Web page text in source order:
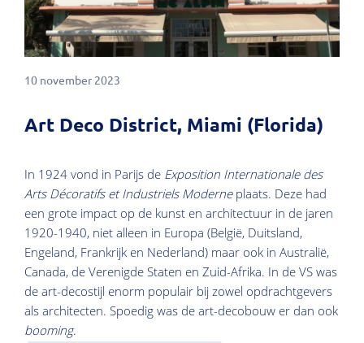
10 november 2023
Art Deco District, Miami (Florida)
In 1924 vond in Parijs de Exposition Internationale des
Arts Décoratifs et Industriels Moderne plaats. Deze had
een grote impact op de kunst en architectuur in de jaren
1920-1940, niet alleen in Europa (België, Duitsland,
Engeland, Frankrijk en Nederland) maar ook in Australië,
Canada, de Verenigde Staten en Zuid-Afrika. In de VS was
de art-decostijl enorm populair bij zowel opdrachtgevers
als architecten. Spoedig was de art-decobouw er dan ook
booming.